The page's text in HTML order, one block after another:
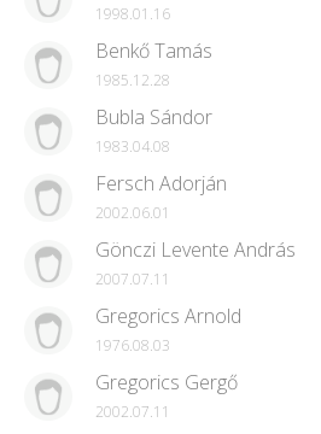
1998.01.16
Benkő Tamás
1985.12.28
Bubla Sándor
1983.04.08
Fersch Adorján
2002.06.01
Gönczi Levente András
2007.07.11
Gregorics Arnold
1976.08.03
Gregorics Gergő
2002.07.11